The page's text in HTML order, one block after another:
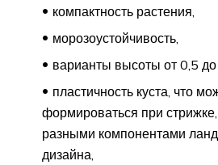
компактность растения,
морозоустойчивость,
варианты высоты от 0,5 до
пластичность куста, что
формироваться при стрижке,
разными компонентами
дизайна,